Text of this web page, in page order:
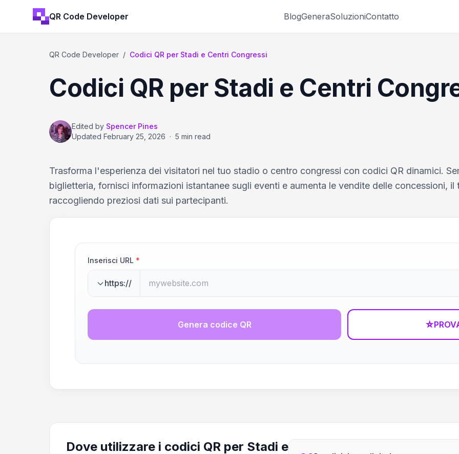
QR Code Developer BlogGeneraSoluzioniContatto
QR Code Developer / Codici QR per Stadi e Centri Congressi
Codici QR per Stadi e Centri
Edited by Spencer Pines
Updated February 25, 2026 · 5 min read
Trasforma l'esperienza dei visitatori nel tuo stadio o centro congressi con codici QR dinamici.
biglietteria, fornisci informazioni istantanee sugli eventi e aumenta le vendite delle concessioni, il
raccogliendo preziosi dati sui partecipanti.
Inserisci URL *
https://
Genera codice QR ☆
Dove utilizzare i codici QR per Stadi e